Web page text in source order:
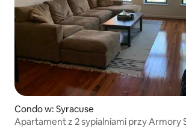
Condo w: Syracuse
Apartament z 2 sypialniami przy Armory